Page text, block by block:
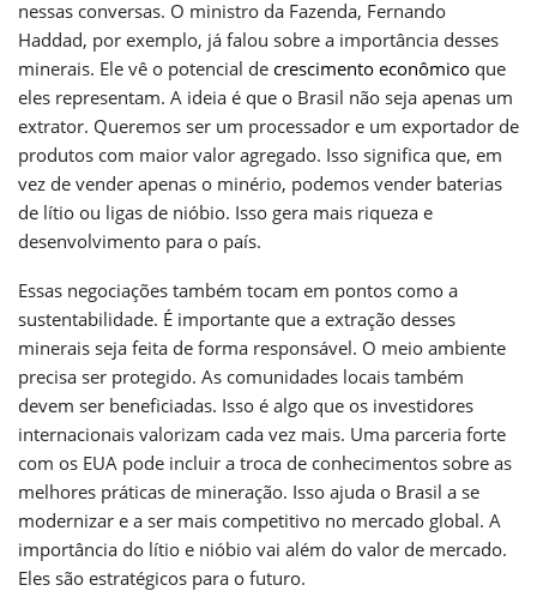
nessas conversas. O ministro da Fazenda, Fernando
Haddad, por exemplo, já falou sobre a importância desses
minerais. Ele vê o potencial de crescimento econômico que
eles representam. A ideia é que o Brasil não seja apenas um
extrator. Queremos ser um processador e um exportador de
produtos com maior valor agregado. Isso significa que, em
vez de vender apenas o minério, podemos vender baterias
de lítio ou ligas de nióbio. Isso gera mais riqueza e
desenvolvimento para o país.
Essas negociações também tocam em pontos como a
sustentabilidade. É importante que a extração desses
minerais seja feita de forma responsável. O meio ambiente
precisa ser protegido. As comunidades locais também
devem ser beneficiadas. Isso é algo que os investidores
internacionais valorizam cada vez mais. Uma parceria forte
com os EUA pode incluir a troca de conhecimentos sobre as
melhores práticas de mineração. Isso ajuda o Brasil a se
modernizar e a ser mais competitivo no mercado global. A
importância do lítio e nióbio vai além do valor de mercado.
Eles são estratégicos para o futuro.